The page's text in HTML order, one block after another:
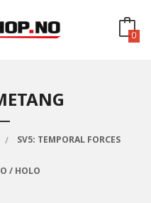
0
SV5: TEMPORAL FORCES
/ HOLO